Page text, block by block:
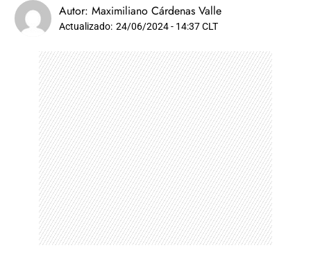
Autor: Maximiliano Cárdenas Valle
Actualizado: 24/06/2024 - 14:37 CLT